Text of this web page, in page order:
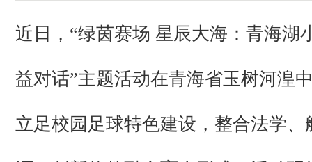
近日，“绿茵赛场 星辰大海：青海湖
益对话”主题活动在青海省玉树河湟
立足校园足球特色建设，整合法学、